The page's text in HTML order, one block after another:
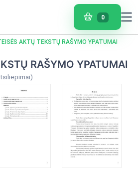
0
AKTŲ TEKSTŲ RAŠYMO YPATUMAI
RAŠYMO YPATUMAI